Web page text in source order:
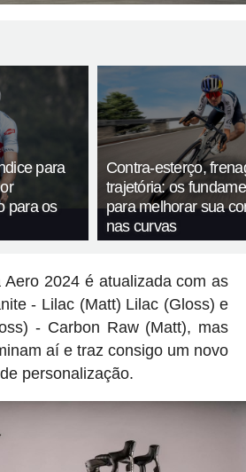
para
para os
Contra-esterço,
trajetória: os
para melhorar sua
nas curvas
2024 é atualizada com as
- Lilac (Matt) Lilac (Gloss) e
- Carbon Raw (Matt), mas
aí e traz consigo um novo
personalização.